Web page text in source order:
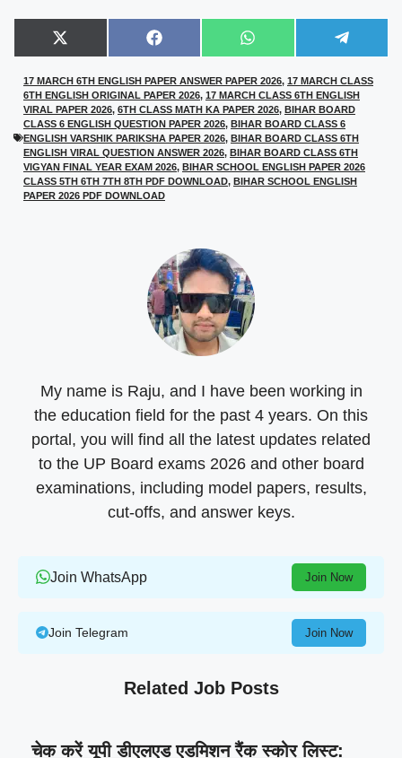
Share
on
X
(
w
i
t
t
e
r
)
Share
on
F
a
e
b
o
o
k
Share
on
W
h
t
s
A
p
p
Share
on
e
e
g
r
m
17 MARCH 6TH ENGLISH PAPER ANSWER PAPER 2026, 17 MARCH CLASS
6TH ENGLISH ORIGINAL PAPER 2026, 17 MARCH CLASS 6TH ENGLISH
VIRAL PAPER 2026, 6TH CLASS MATH KA PAPER 2026, BIHAR BOARD
CLASS 6 ENGLISH QUESTION PAPER 2026, BIHAR BOARD CLASS 6
ENGLISH VARSHIK PARIKSHA PAPER 2026, BIHAR BOARD CLASS 6TH
ENGLISH VIRAL QUESTION ANSWER 2026, BIHAR BOARD CLASS 6TH
VIGYAN FINAL YEAR EXAM 2026, BIHAR SCHOOL ENGLISH PAPER 2026
CLASS 5TH 6TH 7TH 8TH PDF DOWNLOAD, BIHAR SCHOOL ENGLISH
PAPER 2026 PDF DOWNLOAD
My name is Raju, and I have been working in
the education field for the past 4 years. On this
portal, you will find all the latest updates related
to the UP Board exams 2026 and other board
examinations, including model papers, results,
cut-offs, and answer keys.
Join WhatsApp Join Now
Join Telegram Join Now
Related Job Posts
चेक करें यूपी डीएलएड एडमिशन रैंक स्कोर लिस्ट: